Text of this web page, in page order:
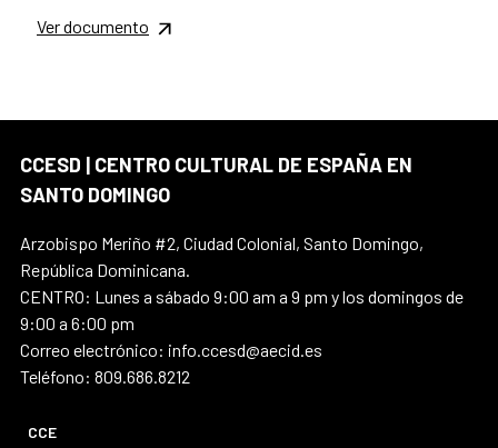
Ver documento
CCESD | CENTRO CULTURAL DE ESPAÑA EN
SANTO DOMINGO
Arzobispo Meriño #2, Ciudad Colonial, Santo Domingo,
República Dominicana.
CENTRO: Lunes a sábado 9:00 am a 9 pm y los domingos de
9:00 a 6:00 pm
Correo electrónico: info.ccesd@aecid.es
Teléfono: 809.686.8212
CCE